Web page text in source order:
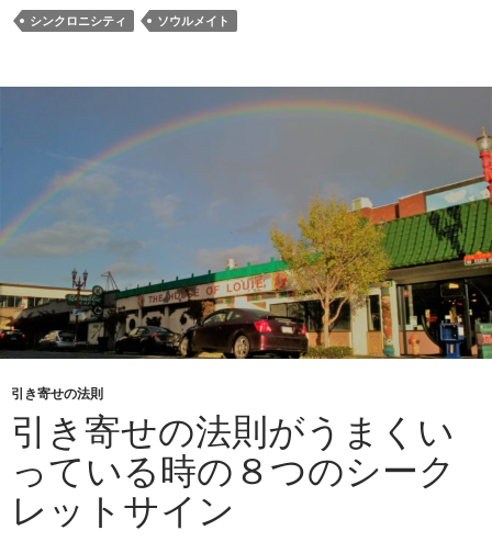
シンクロニシティ ソウルメイト
引き寄せの法則
引き寄せの法則がうまくい
っている時の８つのシーク
レットサイン